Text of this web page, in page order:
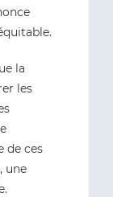
la
les
de ces
une